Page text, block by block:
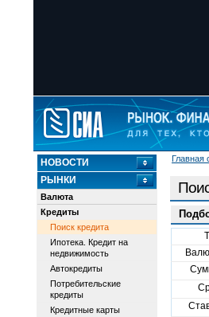
Главная
НОВОСТИ
РЫНКИ
Валюта
Кредиты
Поиск кредита
Ипотека. Кредит на
недвижимость
Автокредиты
Потребительские
кредиты
Кредитные карты